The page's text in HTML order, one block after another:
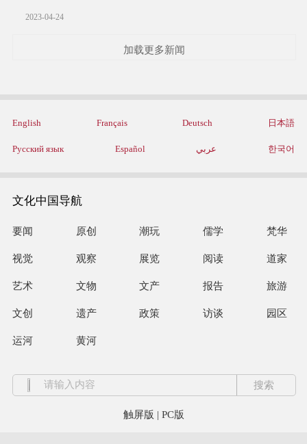
2023-04-24
加载更多新闻
English Français Deutsch 日本語
Русский язык Español عربي 한국어
文化中国导航
要闻 原创 潮玩 儒学 梵华
视觉 观察 展览 阅读 道家
艺术 文物 文产 报告 旅游
文创 遗产 政策 访谈 园区
运河 黄河
触屏版 | PC版